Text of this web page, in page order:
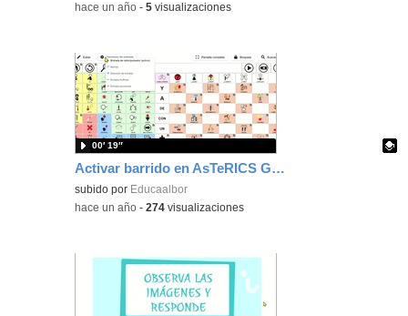
-hace un año -5 visualizaciones
Activar barrido en AsTeRICS Grid
Contenido educativo.
subido por Educaalbor
00′ 19″
-hace un año -274 visualizaciones